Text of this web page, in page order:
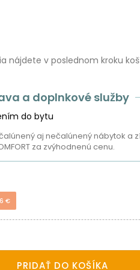
nájdete v poslednom kroku
a doplnkové služby
do bytu
aj nečalúnený nábytok a
za zvýhodnenú cenu.
€
PRIDAŤ DO KOŠÍKA
a tiež na analytické účely.
vrátane ďalších webov. Viac o